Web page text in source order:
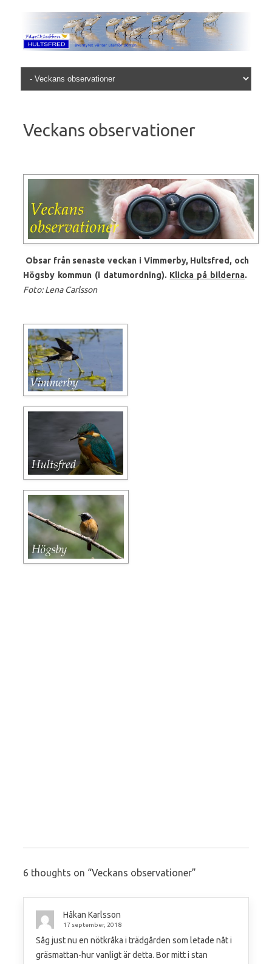
Skip to content
Veckans observationer
Obsar från senaste veckan i Vimmerby, Hultsfred, och
Högsby kommun (i datumordning). Klicka på bilderna.
Foto: Lena Carlsson
6 thoughts on “Veckans observationer”
Håkan Karlsson
17 september, 2018
Såg just nu en nötkråka i trädgården som letade nåt i
gräsmattan-hur vanligt är detta. Bor mitt i stan